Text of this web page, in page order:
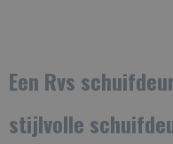
Een Rvs
stijlvolle